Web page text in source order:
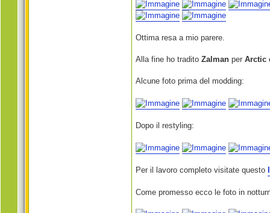
Ottima resa a mio parere.
Alla fine ho traditoZalman perArctic
Alcune foto prima del modding:
Dopo il restyling:
Per il lavoro completo visitate questo
Come promesso ecco le foto in